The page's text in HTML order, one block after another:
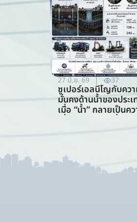
27 มิ.ย. 69 37
ซูเปอร์เอลนีโญกับคว
มั่นคงด้านน้ำของประเ
เมื่อ “น้ำ” กลายเป็นค